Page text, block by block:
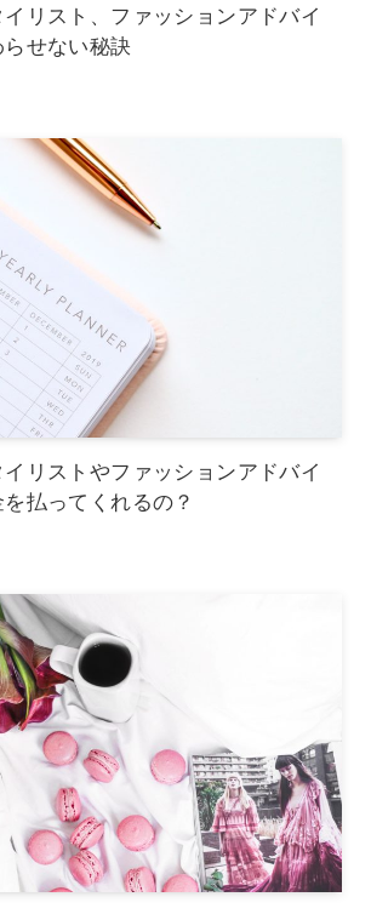
リスト、ファッションアドバイ
せない秘訣
リストやファッションアドバイ
払ってくれるの？